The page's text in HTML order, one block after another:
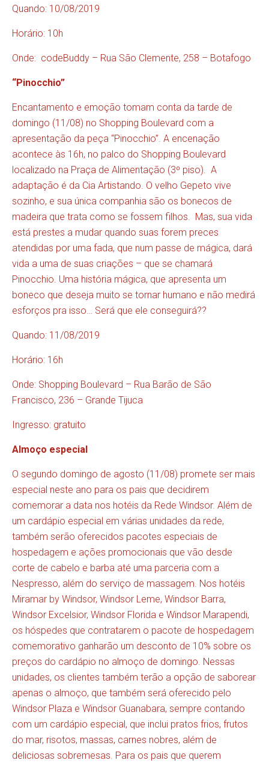
Quando: 10/08/2019
Horário: 10h
Onde: codeBuddy – Rua São Clemente, 258 – Botafogo
“Pinocchio”
Encantamento e emoção tomam conta da tarde de
domingo (11/08) no Shopping Boulevard com a
apresentação da peça “Pinocchio”. A encenação
acontece às 16h, no palco do Shopping Boulevard
localizado na Praça de Alimentação (3º piso). A
adaptação é da Cia Artistando. O velho Gepeto vive
sozinho, e sua única companhia são os bonecos de
madeira que trata como se fossem filhos. Mas, sua vida
está prestes a mudar quando suas forem preces
atendidas por uma fada, que num passe de mágica, dará
vida a uma de suas criações – que se chamará
Pinocchio. Uma história mágica, que apresenta um
boneco que deseja muito se tornar humano e não medirá
esforços pra isso… Será que ele conseguirá??
Quando: 11/08/2019
Horário: 16h
Onde: Shopping Boulevard – Rua Barão de São
Francisco, 236 – Grande Tijuca
Ingresso: gratuito
Almoço especial
O segundo domingo de agosto (11/08) promete ser mais
especial neste ano para os pais que decidirem
comemorar a data nos hotéis da Rede Windsor. Além de
um cardápio especial em várias unidades da rede,
também serão oferecidos pacotes especiais de
hospedagem e ações promocionais que vão desde
corte de cabelo e barba até uma parceria com a
Nespresso, além do serviço de massagem. Nos hotéis
Miramar by Windsor, Windsor Leme, Windsor Barra,
Windsor Excelsior, Windsor Florida e Windsor Marapendi,
os hóspedes que contratarem o pacote de hospedagem
comemorativo ganharão um desconto de 10% sobre os
preços do cardápio no almoço de domingo. Nessas
unidades, os clientes também terão a opção de saborear
apenas o almoço, que também será oferecido pelo
Windsor Plaza e Windsor Guanabara, sempre contando
com um cardápio especial, que inclui pratos frios, frutos
do mar, risotos, massas, carnes nobres, além de
deliciosas sobremesas. Para os pais que querem